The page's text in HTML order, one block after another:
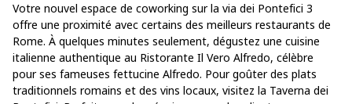
Votre nouvel espace de coworking sur la via dei Pontefici 3
offre une proximité avec certains des meilleurs restaurants de
Rome. À quelques minutes seulement, dégustez une cuisine
italienne authentique au Ristorante Il Vero Alfredo, célèbre
pour ses fameuses fettucine Alfredo. Pour goûter des plats
traditionnels romains et des vins locaux, visitez la Taverna dei